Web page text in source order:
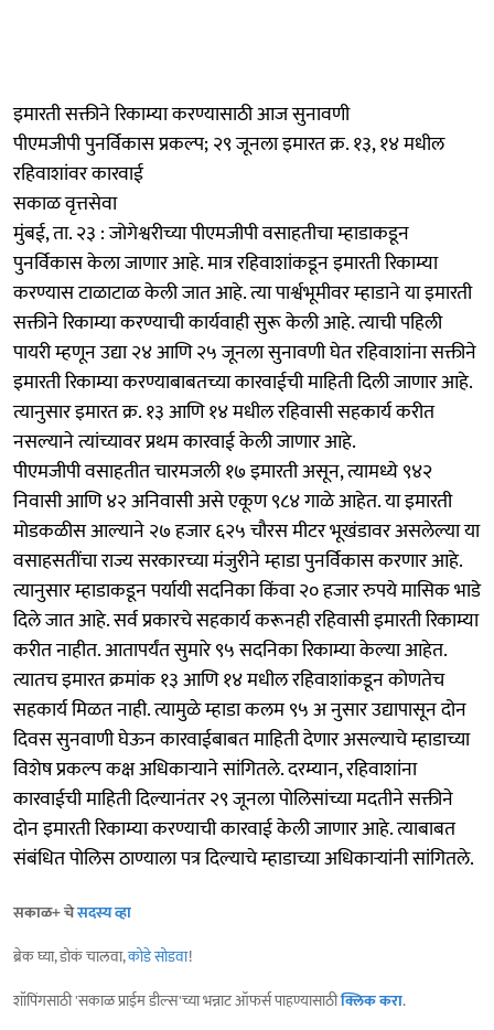
इमारती सक्तीने रिकाम्या करण्यासाठी आज सुनावणी
पीएमजीपी पुनर्विकास प्रकल्प; २९ जूनला इमारत क्र. १३, १४ मधील
रहिवाशांवर कारवाई
सकाळ वृत्तसेवा
मुंबई, ता. २३ : जोगेश्वरीच्या पीएमजीपी वसाहतीचा म्हाडाकडून
पुनर्विकास केला जाणार आहे. मात्र रहिवाशांकडून इमारती रिकाम्या
करण्यास टाळाटाळ केली जात आहे. त्या पार्श्वभूमीवर म्हाडाने या इमारती
सक्तीने रिकाम्या करण्याची कार्यवाही सुरू केली आहे. त्याची पहिली
पायरी म्हणून उद्या २४ आणि २५ जूनला सुनावणी घेत रहिवाशांना सक्तीने
इमारती रिकाम्या करण्याबाबतच्या कारवाईची माहिती दिली जाणार आहे.
त्यानुसार इमारत क्र. १३ आणि १४ मधील रहिवासी सहकार्य करीत
नसल्याने त्यांच्यावर प्रथम कारवाई केली जाणार आहे.
पीएमजीपी वसाहतीत चारमजली १७ इमारती असून, त्यामध्ये ९४२
निवासी आणि ४२ अनिवासी असे एकूण ९८४ गाळे आहेत. या इमारती
मोडकळीस आल्याने २७ हजार ६२५ चौरस मीटर भूखंडावर असलेल्या या
वसाहसतींचा राज्य सरकारच्या मंजुरीने म्हाडा पुनर्विकास करणार आहे.
त्यानुसार म्हाडाकडून पर्यायी सदनिका किंवा २० हजार रुपये मासिक भाडे
दिले जात आहे. सर्व प्रकारचे सहकार्य करूनही रहिवासी इमारती रिकाम्या
करीत नाहीत. आतापर्यंत सुमारे ९५ सदनिका रिकाम्या केल्या आहेत.
त्यातच इमारत क्रमांक १३ आणि १४ मधील रहिवाशांकडून कोणतेच
सहकार्य मिळत नाही. त्यामुळे म्हाडा कलम ९५ अ नुसार उद्यापासून दोन
दिवस सुनवाणी घेऊन कारवाईबाबत माहिती देणार असल्याचे म्हाडाच्या
विशेष प्रकल्प कक्ष अधिकाऱ्याने सांगितले. दरम्यान, रहिवाशांना
कारवाईची माहिती दिल्यानंतर २९ जूनला पोलिसांच्या मदतीने सक्तीने
दोन इमारती रिकाम्या करण्याची कारवाई केली जाणार आहे. त्याबाबत
संबंधित पोलिस ठाण्याला पत्र दिल्याचे म्हाडाच्या अधिकाऱ्यांनी सांगितले.
सकाळ+ चेसदस्य व्हा
ब्रेक घ्या, डोकं चालवा,कोडे सोडवा!
शॉपिंगसाठी 'सकाळ प्राईम डील्स'च्या भन्नाट ऑफर्स पाहण्यासाठीक्लिक करा.